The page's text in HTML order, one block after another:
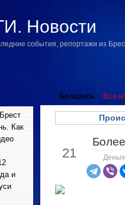
Новости
события, репортажи из
Как
и
Беларусь Все
21